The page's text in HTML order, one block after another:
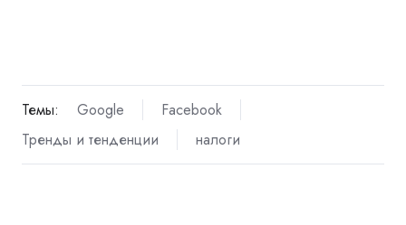
Темы: Google
Facebook
Тренды и тенденции
налоги